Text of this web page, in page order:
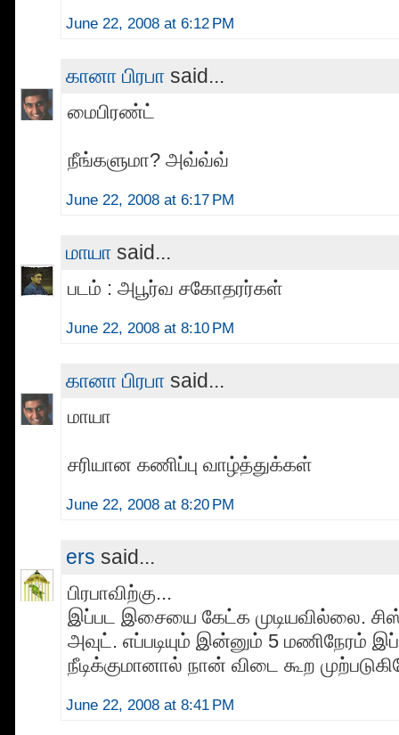
June 22, 2008 at 6:12 PM
கானா பிரபா said...
மைபிரண்ட்
நீங்களுமா? அவ்வ்வ்
June 22, 2008 at 6:17 PM
மாயா said...
படம் : அபூர்வ சகோதரர்கள்
June 22, 2008 at 8:10 PM
கானா பிரபா said...
மாயா
சரியான கணிப்பு வாழ்த்துக்கள்
June 22, 2008 at 8:20 PM
ers said...
பிரபாவிற்கு...
இப்பட இசையை கேட்க முடியவில்லை.
அவுட். எப்படியும் இன்னும் 5 மணிநேரம்
நீடிக்குமானால் நான் விடை கூற
June 22, 2008 at 8:41 PM